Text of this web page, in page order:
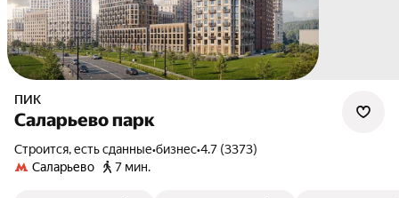
ПИК
Саларьево парк
Строится, есть сданные•бизнес•4.7 (3373)
Саларьево
7 мин.